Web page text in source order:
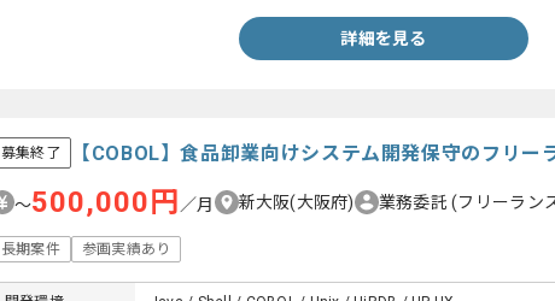
詳細を見る
募集終了 【COBOL】食品卸業向けシステム開発保守のフリー
〜500,000円 ／月 新大阪(大阪府) 業務委託(フリーラン
長期案件 参画実績あり